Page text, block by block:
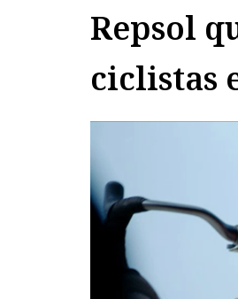
Repsol
ciclistas